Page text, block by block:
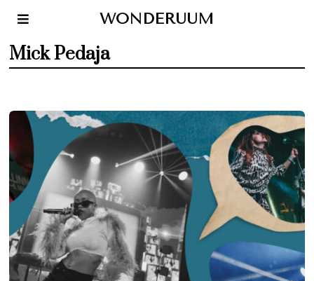
WONDERUUM
Mick Pedaja